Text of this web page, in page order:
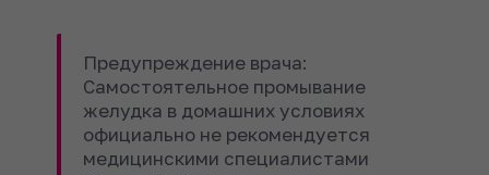
Предупреждение врача:
Самостоятельное промывание
желудка в домашних условиях
официально не рекомендуется
медицинскими специалистами